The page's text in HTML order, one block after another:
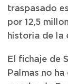
traspasado
por 12,5
historia de la
El fichaje de
Palmas no